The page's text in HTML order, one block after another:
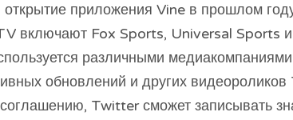
открытие приложения Vine в прошлом
включают Fox Sports, Universal Sports
различными
обновлений и других
Twitter сможет записывать